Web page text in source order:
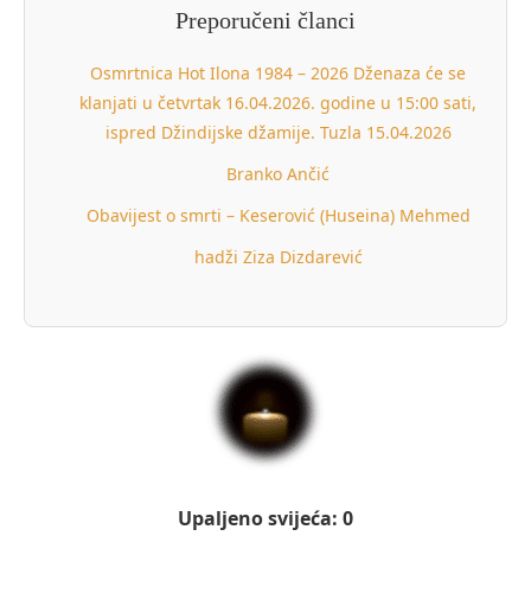
Preporučeni članci
Osmrtnica Hot Ilona 1984 – 2026 Dženaza će se
klanjati u četvrtak 16.04.2026. godine u 15:00 sati,
ispred Džindijske džamije. Tuzla 15.04.2026
Branko Ančić
Obavijest o smrti – Keserović (Huseina) Mehmed
hadži Ziza Dizdarević
Upaljeno svijeća: 0